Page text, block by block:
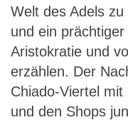
Welt des Adels
und ein
Aristokratie und
erzählen. Der
Chiado-Viertel
und den Shops